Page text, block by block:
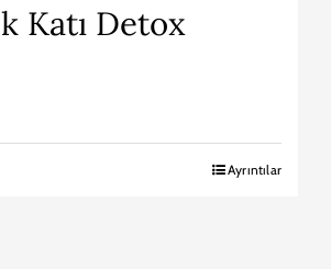
Katı Detox
Ayrıntılar